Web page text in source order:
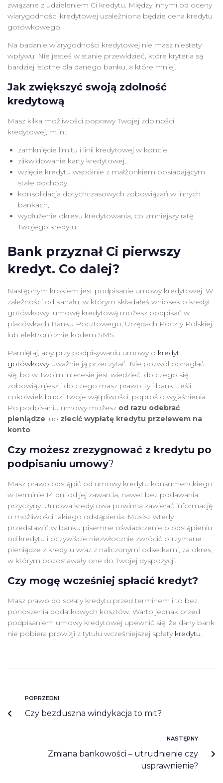
związane z udzieleniem Ci kredytu. Między innymi od oceny
wiarygodności kredytowej uzależniona będzie cena kredytu
gotówkowego.
Na badanie wiarygodności kredytowej nie masz niestety
wpływu. Nie jesteś w stanie przewidzieć, które kryteria są
bardziej istotne dla danego banku, a które mniej.
Jak zwiększyć swoją zdolność
kredytową
Masz kilka możliwości poprawy Twojej zdolności
kredytowej, m.in.:
zamknięcie limitu i linii kredytowej w koncie,
zlikwidowanie karty kredytowej,
wzięcie kredytu wspólnie z małżonkiem posiadającym
stałe dochody,
konsolidacja dotychczasowych zobowiązań w innych
bankach,
wydłużenie okresu kredytowania, co zmniejszy ratę
Twojego kredytu.
Bank przyznał Ci pierwszy
kredyt. Co dalej?
Następnym krokiem jest podpisanie umowy kredytowej. W
zależności od kanału, w którym składałeś wniosek o kredyt
gotówkowy, umowę kredytową możesz podpisać w
placówkach Banku Pocztowego, Urzędach Poczty Polskiej
lub elektronicznie kodem SMS.
Pamiętaj, aby przy podpisywaniu umowy o kredyt
gotówkowyuważnie ją przeczytać. Nie pozwól ponaglać
się, bo w Twoim interesie jest wiedzieć, do czego się
zobowiązujesz i do czego masz prawo Ty i bank. Jeśli
cokolwiek budzi Twoje wątpliwości, poproś o wyjaśnienia.
Po podpisaniu umowy możesz od razu odebrać
pieniądze lub zlecić wypłatę kredytu przelewem na
konto.
Czy możesz zrezygnować z kredytu po
podpisaniu umowy?
Masz prawo odstąpić od umowy kredytu konsumenckiego
w terminie 14 dni od jej zawarcia, nawet bez podawania
przyczyny. Umowa kredytowa powinna zawierać informację
o możliwości takiego odstąpienia. Musisz wtedy
przedstawić w banku pisemne oświadczenie o odstąpieniu
od kredytu i oczywiście niezwłocznie zwrócić otrzymane
pieniądze z kredytu wraz z naliczonymi odsetkami, za okres,
w którym pozostawały one do Twojej dyspozycji.
Czy mogę wcześniej spłacić kredyt?
Masz prawo do spłaty kredytu przed terminem i to bez
ponoszenia dodatkowych kosztów. Warto jednak przed
podpisaniem umowy kredytowej upewnić się, że dany bank
nie pobiera prowizji z tytułu wcześniejszej spłaty kredytu.
POPRZEDNI
Czy bezduszna windykacja to mit?
NASTĘPNY
Zmiana bankowości – utrudnienie czy
usprawnienie?